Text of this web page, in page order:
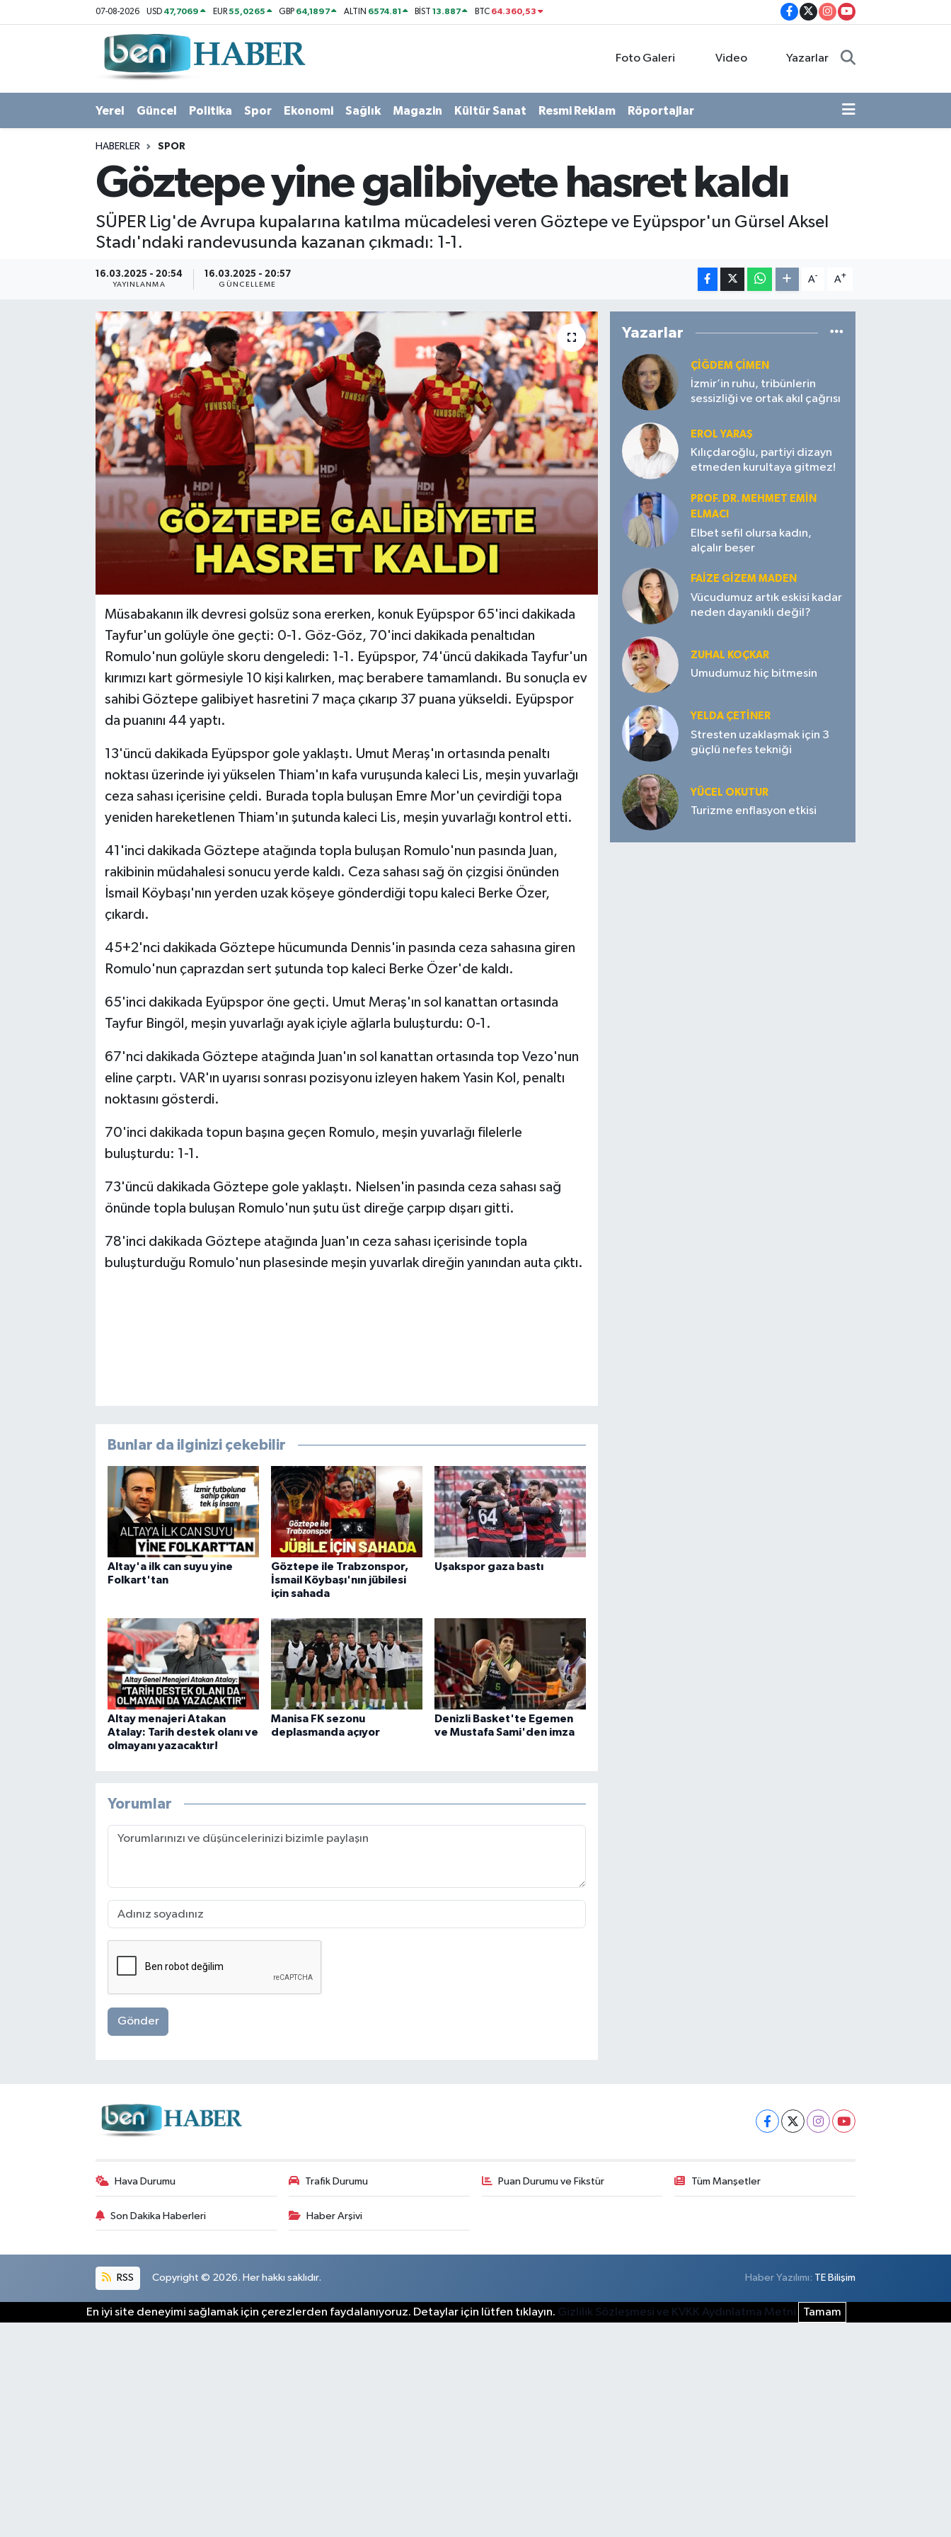
07-08-2026 USD 47,7069 EUR55,0265 GBP 64,1897 ALTIN 6574.81 BİST13.887 BTC 64.360,53
Foto Galeri Video Yazarlar
Yerel Güncel Politika Spor Ekonomi Sağlık Magazin Kültür Sanat Resmi Reklam Röportajlar
HABERLER SPOR
Göztepe yine galibiyete hasret kaldı
SÜPER Lig'de Avrupa kupalarına katılma mücadelesi veren Göztepe ve Eyüpspor'un Gürsel Aksel
Stadı'ndaki randevusunda kazanan çıkmadı: 1-1.
16.03.2025 - 20:54
YAYINLANMA
16.03.2025 - 20:57
GÜNCELLEME
A- A+
Müsabakanın ilk devresi golsüz sona ererken, konuk Eyüpspor 65'inci dakikada
Tayfur'un golüyle öne geçti: 0-1. Göz-Göz, 70'inci dakikada penaltıdan
Romulo'nun golüyle skoru dengeledi: 1-1. Eyüpspor, 74'üncü dakikada Tayfur'un
kırımızı kart görmesiyle 10 kişi kalırken, maç berabere tamamlandı. Bu sonuçla ev
sahibi Göztepe galibiyet hasretini 7 maça çıkarıp 37 puana yükseldi. Eyüpspor
da puanını 44 yaptı.
13'üncü dakikada Eyüpspor gole yaklaştı. Umut Meraş'ın ortasında penaltı
noktası üzerinde iyi yükselen Thiam'ın kafa vuruşunda kaleci Lis, meşin yuvarlağı
ceza sahası içerisine çeldi. Burada topla buluşan Emre Mor'un çevirdiği topa
yeniden hareketlenen Thiam'ın şutunda kaleci Lis, meşin yuvarlağı kontrol etti.
41'inci dakikada Göztepe atağında topla buluşan Romulo'nun pasında Juan,
rakibinin müdahalesi sonucu yerde kaldı. Ceza sahası sağ ön çizgisi önünden
İsmail Köybaşı'nın yerden uzak köşeye gönderdiği topu kaleci Berke Özer,
çıkardı.
45+2'nci dakikada Göztepe hücumunda Dennis'in pasında ceza sahasına giren
Romulo'nun çaprazdan sert şutunda top kaleci Berke Özer'de kaldı.
65'inci dakikada Eyüpspor öne geçti. Umut Meraş'ın sol kanattan ortasında
Tayfur Bingöl, meşin yuvarlağı ayak içiyle ağlarla buluşturdu: 0-1.
67'nci dakikada Göztepe atağında Juan'ın sol kanattan ortasında top Vezo'nun
eline çarptı. VAR'ın uyarısı sonrası pozisyonu izleyen hakem Yasin Kol, penaltı
noktasını gösterdi.
70'inci dakikada topun başına geçen Romulo, meşin yuvarlağı filelerle
buluşturdu: 1-1.
73'üncü dakikada Göztepe gole yaklaştı. Nielsen'in pasında ceza sahası sağ
önünde topla buluşan Romulo'nun şutu üst direğe çarpıp dışarı gitti.
78'inci dakikada Göztepe atağında Juan'ın ceza sahası içerisinde topla
buluşturduğu Romulo'nun plasesinde meşin yuvarlak direğin yanından auta çıktı.
Bunlar da ilginizi çekebilir
Altay'a ilk can suyu yine
Folkart'tan
Göztepe ile Trabzonspor,
İsmail Köybaşı'nın jübilesi
için sahada
Uşakspor gaza bastı
Altay menajeri Atakan
Atalay: Tarih destek olanı ve
olmayanı yazacaktır!
Manisa FK sezonu
deplasmanda açıyor
Denizli Basket'te Egemen
ve Mustafa Sami'den imza
Yorumlar
Gönder
Yazarlar
ÇIĞDEM ÇIMEN
İzmir’in ruhu, tribünlerin
sessizliği ve ortak akıl çağrısı
EROL YARAŞ
Kılıçdaroğlu, partiyi dizayn
etmeden kurultaya gitmez!
PROF. DR. MEHMET EMIN
ELMACI
Elbet sefil olursa kadın,
alçalır beşer
FAIZE GIZEM MADEN
Vücudumuz artık eskisi kadar
neden dayanıklı değil?
ZUHAL KOÇKAR
Umudumuz hiç bitmesin
YELDA ÇETİNER
Stresten uzaklaşmak için 3
güçlü nefes tekniği
YÜCEL OKUTUR
Turizme enflasyon etkisi
Hava Durumu Trafik Durumu Puan Durumu ve Fikstür Tüm Manşetler
Son Dakika Haberleri Haber Arşivi
RSS Copyright © 2026. Her hakkı saklıdır. Haber Yazılımı: TE Bilişim
En iyi site deneyimi sağlamak için çerezlerden faydalanıyoruz. Detaylar için lütfen tıklayın. Gizlilik Sözleşmesi ve KVKK Aydınlatma Metni Tamam
Politika
Resmi Reklam
Röportajlar
Hava Durumu
Süper Lig Puan Durumu ve Fikstür
Son Dakika Haberleri
Haber Arşivi